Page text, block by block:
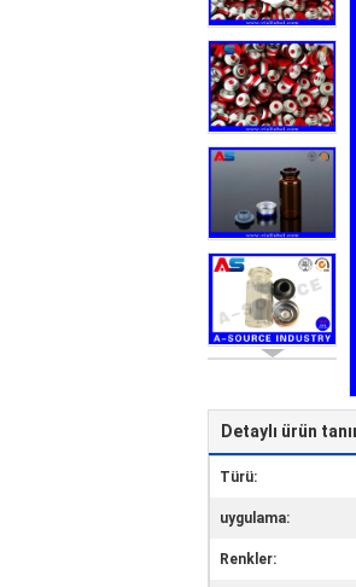
Detaylı ürün
Türü:
uygulama:
Renkler: